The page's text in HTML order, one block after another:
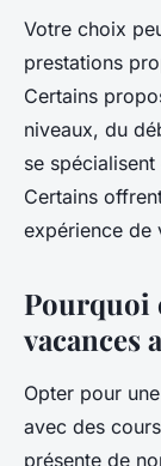
Votre choix
prestations
Certains
niveaux, du
se
Certains
expérience de
Pourquoi
vacances
Opter pour une
avec des
présente de